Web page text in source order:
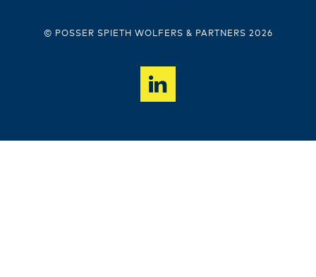
© POSSER SPIETH WOLFERS & PARTNERS 2026